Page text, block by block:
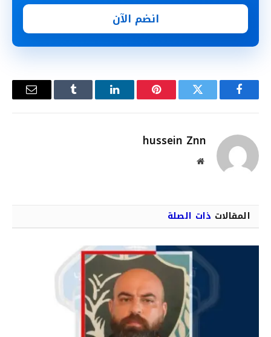
انضم الآن
فيسبوك تويتر بينتيريستلينكدإن Tumblr
البريد
hussein Znn
موقع
المقالات ذات الصلة